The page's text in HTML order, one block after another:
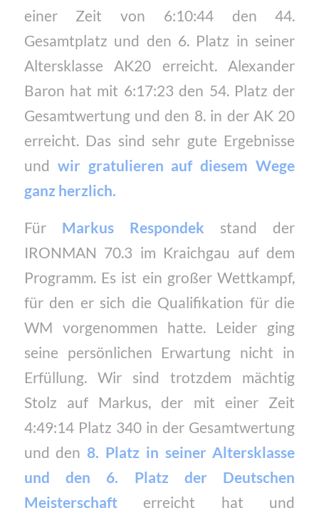
einer Zeit von 6:10:44 den 44.
Gesamtplatz und den 6. Platz in seiner
Altersklasse AK20 erreicht. Alexander
Baron hat mit 6:17:23 den 54. Platz der
Gesamtwertung und den 8. in der AK 20
erreicht. Das sind sehr gute Ergebnisse
und wir gratulieren auf diesem Wege
ganz herzlich.
Für Markus Respondek stand der
IRONMAN 70.3 im Kraichgau auf dem
Programm. Es ist ein großer Wettkampf,
für den er sich die Qualifikation für die
WM vorgenommen hatte. Leider ging
seine persönlichen Erwartung nicht in
Erfüllung. Wir sind trotzdem mächtig
Stolz auf Markus, der mit einer Zeit
4:49:14 Platz 340 in der Gesamtwertung
und den 8. Platz in seiner Altersklasse
und den 6. Platz der Deutschen
Meisterschafterreicht hat und